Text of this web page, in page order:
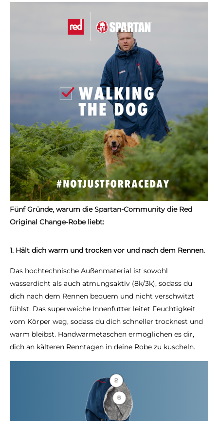
Fünf Gründe, warum die Spartan-Community die Red
Original Change-Robe liebt:
1. Hält dich warm und trocken vor und nach dem Rennen.
Das hochtechnische Außenmaterial ist sowohl
wasserdicht als auch atmungsaktiv (8k/3k), sodass du
dich nach dem Rennen bequem und nicht verschwitzt
fühlst. Das superweiche Innenfutter leitet Feuchtigkeit
vom Körper weg, sodass du dich schneller trocknest und
warm bleibst. Handwärmetaschen ermöglichen es dir,
dich an kälteren Renntagen in deine Robe zu kuscheln.